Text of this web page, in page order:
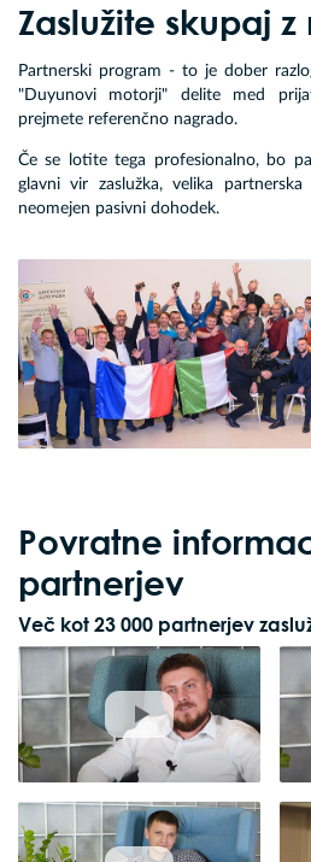
Zaslužite skupaj z
Partnerski program - to je dober
"Duyunovi motorji" delite med
prejmete referenčno nagrado.
Če se lotite tega profesionalno, bo
glavni vir zaslužka, velika
neomejen pasivni dohodek.
Povratne
partnerjev
Več kot 23 000 partnerjev